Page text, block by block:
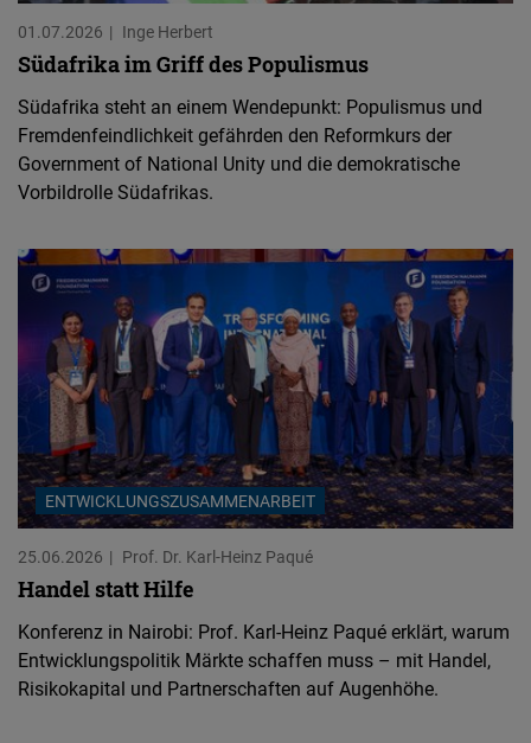
01.07.2026 Inge Herbert
Südafrika im Griff des Populismus
Südafrika steht an einem Wendepunkt: Populismus und
Fremdenfeindlichkeit gefährden den Reformkurs der
Government of National Unity und die demokratische
Vorbildrolle Südafrikas.
ENTWICKLUNGSZUSAMMENARBEIT
25.06.2026 Prof. Dr. Karl-Heinz Paqué
Handel statt Hilfe
Konferenz in Nairobi: Prof. Karl-Heinz Paqué erklärt, warum
Entwicklungspolitik Märkte schaffen muss – mit Handel,
Risikokapital und Partnerschaften auf Augenhöhe.